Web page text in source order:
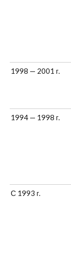
1998 — 2001 г.
1994 — 1998 г.
С 1993 г.